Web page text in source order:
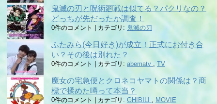
鬼滅の刃と呪術廻戦は似てる？パクリなの？
どっちが先だったか調査！
0件のコメント カテゴリ: 鬼滅の刃
ふたみら(今日好き)が成立！正式にお付き合
い？その後は別れた？
0件のコメント カテゴリ: abematv , TV
魔女の宅急便とクロネコヤマトの関係は？商
標で揉めた噂って本当？
0件のコメント カテゴリ: GHIBILI , MOVIE